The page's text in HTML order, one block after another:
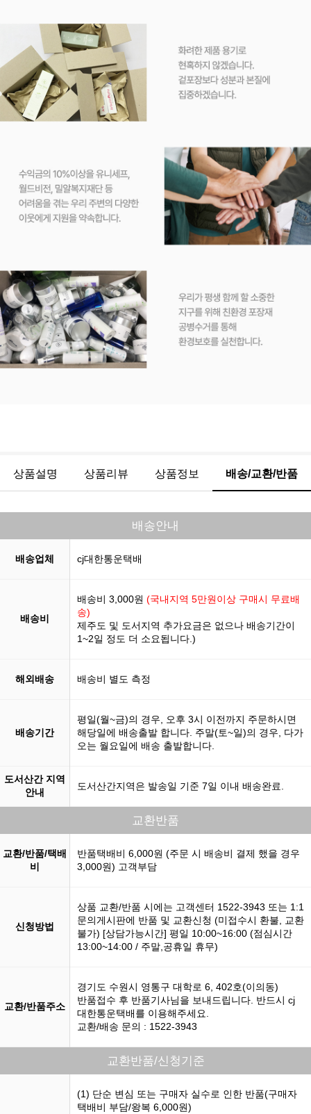
상품설명 상품리뷰 상품정보 배송/교환/반품
배송안내
배송업체 cj대한통운택배
배송비
배송비 3,000원 (국내지역 5만원이상 구매시 무료배
송)
제주도 및 도서지역 추가요금은 없으나 배송기간이
1~2일 정도 더 소요됩니다.)
해외배송 배송비 별도 측정
배송기간
평일(월~금)의 경우, 오후 3시 이전까지 주문하시면
해당일에 배송출발 합니다. 주말(토~일)의 경우, 다가
오는 월요일에 배송 출발합니다.
도서산간 지역
안내
도서산간지역은 발송일 기준 7일 이내 배송완료.
교환반품
교환/반품/택배
비
반품택배비 6,000원 (주문 시 배송비 결제 했을 경우
3,000원) 고객부담
신청방법
상품 교환/반품 시에는 고객센터 1522-3943 또는 1:1
문의게시판에 반품 및 교환신청 (미접수시 환불, 교환
불가) [상담가능시간] 평일 10:00~16:00 (점심시간
13:00~14:00 / 주말,공휴일 휴무)
교환/반품주소
경기도 수원시 영통구 대학로 6, 402호(이의동)
반품접수 후 반품기사님을 보내드립니다. 반드시 cj
대한통운택배를 이용해주세요.
교환/배송 문의 : 1522-3943
교환반품/신청기준
(1) 단순 변심 또는 구매자 실수로 인한 반품(구매자
택배비 부담/왕복 6,000원)